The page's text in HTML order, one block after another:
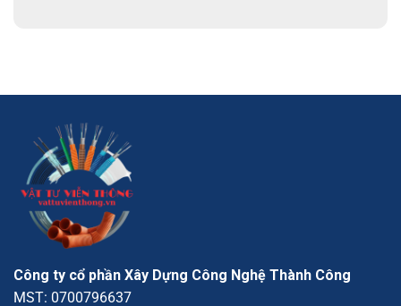
Công ty cổ phần Xây Dựng Công Nghệ Thành Công
MST: 0700796637